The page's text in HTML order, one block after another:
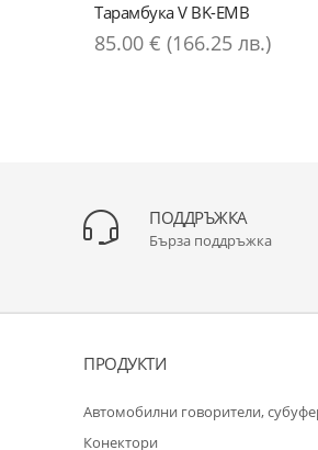
Тарамбука V BK-EMB
85.00 € (166.25 лв.)
ПОДДРЪЖКА
Бърза поддръжка
ПРОДУКТИ
Автомобилни говорители,
Конектори